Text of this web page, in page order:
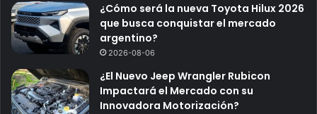
¿Cómo será la nueva Toyota Hilux 2026
que busca conquistar el mercado
argentino?
2026-08-06
¿El Nuevo Jeep Wrangler Rubicon
Impactará el Mercado con su
Innovadora Motorización?